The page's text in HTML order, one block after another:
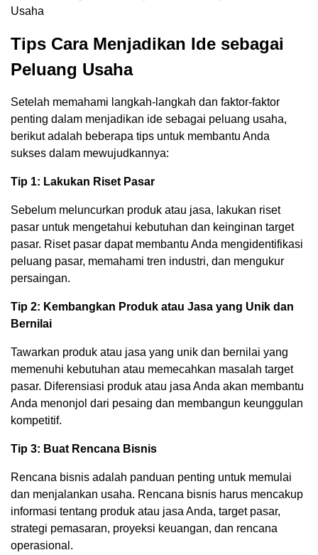
Usaha
Tips Cara Menjadikan Ide sebagai
Peluang Usaha
Setelah memahami langkah-langkah dan faktor-faktor
penting dalam menjadikan ide sebagai peluang usaha,
berikut adalah beberapa tips untuk membantu Anda
sukses dalam mewujudkannya:
Tip 1: Lakukan Riset Pasar
Sebelum meluncurkan produk atau jasa, lakukan riset
pasar untuk mengetahui kebutuhan dan keinginan target
pasar. Riset pasar dapat membantu Anda mengidentifikasi
peluang pasar, memahami tren industri, dan mengukur
persaingan.
Tip 2: Kembangkan Produk atau Jasa yang Unik dan
Bernilai
Tawarkan produk atau jasa yang unik dan bernilai yang
memenuhi kebutuhan atau memecahkan masalah target
pasar. Diferensiasi produk atau jasa Anda akan membantu
Anda menonjol dari pesaing dan membangun keunggulan
kompetitif.
Tip 3: Buat Rencana Bisnis
Rencana bisnis adalah panduan penting untuk memulai
dan menjalankan usaha. Rencana bisnis harus mencakup
informasi tentang produk atau jasa Anda, target pasar,
strategi pemasaran, proyeksi keuangan, dan rencana
operasional.